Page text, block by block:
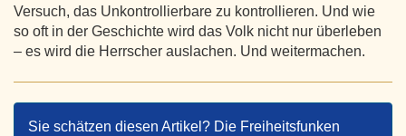
Versuch, das Unkontrollierbare zu kontrollieren. Und wie
so oft in der Geschichte wird das Volk nicht nur überleben
– es wird die Herrscher auslachen. Und weitermachen.
Sie schätzen diesen Artikel? Die Freiheitsfunken